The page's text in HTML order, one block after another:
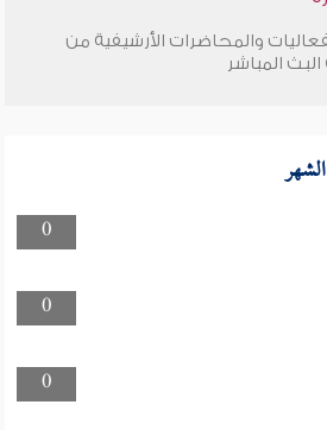
والمحاضرات الأرشيفية من
المباشر
0
0
0